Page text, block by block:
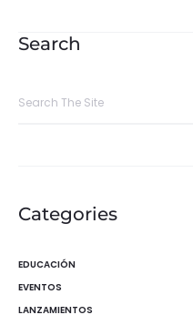
entradas
Search
Categories
EDUCACIÓN
EVENTOS
LANZAMIENTOS